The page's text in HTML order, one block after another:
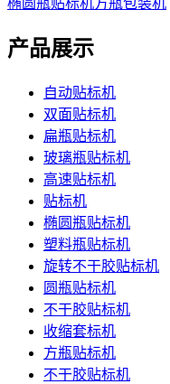
椭圆瓶贴标机方瓶包装机
产品展示
自动贴标机
双面贴标机
扁瓶贴标机
玻璃瓶贴标机
高速贴标机
贴标机
椭圆瓶贴标机
塑料瓶贴标机
旋转不干胶贴标机
圆瓶贴标机
不干胶贴标机
收缩套标机
方瓶贴标机
不干胶贴标机